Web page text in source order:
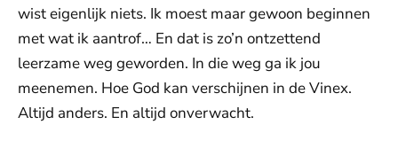
wist eigenlijk niets. Ik moest maar gewoon beginnen
met wat ik aantrof… En dat is zo’n ontzettend
leerzame weg geworden. In die weg ga ik jou
meenemen. Hoe God kan verschijnen in de Vinex.
Altijd anders. En altijd onverwacht.